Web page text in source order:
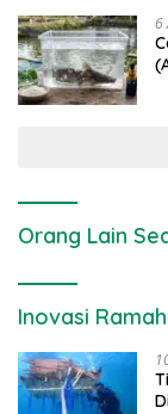
6
Orang Lain
Inovasi